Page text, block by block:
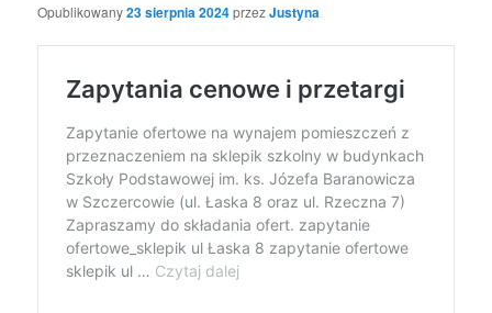
Opublikowany23 sierpnia 2024przezJustyna